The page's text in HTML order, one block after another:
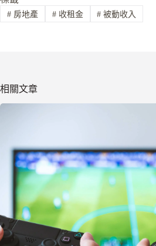
#房地產 #收租金 # 被動收入
相關文章